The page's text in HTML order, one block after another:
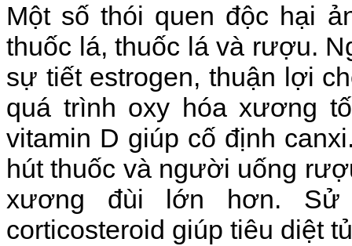
Một số thói quen độc hại
thuốc lá, thuốc lá và rượu.
sự tiết estrogen, thuận lợi
quá trình oxy hóa xương
vitamin D giúp cố định
hút thuốc và người uống
xương đùi lớn hơn.
corticosteroid giúp tiêu diệt